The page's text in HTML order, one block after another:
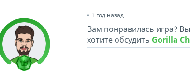
1 год назад
Вам понравилась игра?
хотите обсудить Gorilla